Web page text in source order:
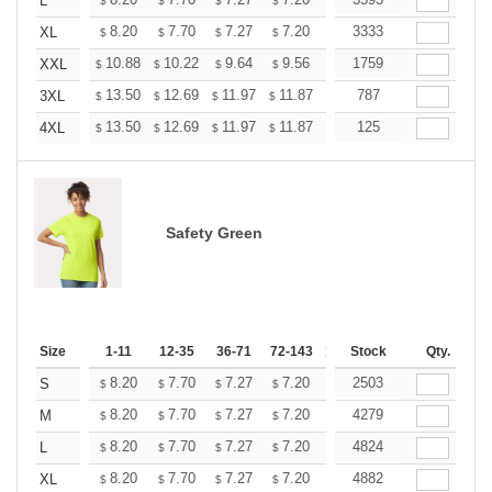
XL
$ 8.20 $ 7.70 $ 7.27 $ 7.20 7.08
3333
XXL
$ 10.88 $ 10.22 $ 9.64 $ 9.56 9.39
1759
3XL
$ 13.50 $ 12.69 $ 11.97 $ 11.87 11.66
787
4XL
$ 13.50 $ 12.69 $ 11.97 $ 11.87 11.66
125
Safety Green
Size 1-11 12-35 36-71 72-143 144-287 288 + More
Stock Qty.
S $ 8.20 $ 7.70 $ 7.27 $ 7.20 7.08
2503
M
$ 8.20 $ 7.70 $ 7.27 $ 7.20 7.08
4279
L
$ 8.20 $ 7.70 $ 7.27 $ 7.20 7.08
4824
XL
$ 8.20 $ 7.70 $ 7.27 $ 7.20 7.08
4882